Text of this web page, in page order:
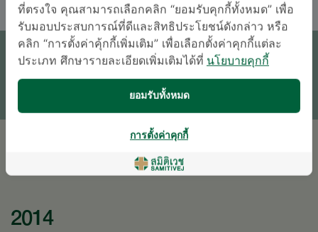
นัดหมายแพทย์
ติดต่อสอบถาม
* เจ้าหน้าที่ของโรงพยาบาลจะติดต่อท่านกลับในภายหลัง
2014
ที่ตรงใจ คุณสามารถเลือกคลิก “ยอมรับคุกกี้ทั้งหมด” เพื่อ
รับมอบประสบการณ์ที่ดีและสิทธิประโยชน์ดังกล่าว หรือ
คลิก “การตั้งค่าคุ้กกี้เพิ่มเติม” เพื่อเลือกตั้งค่าคุกกี้แต่ละ
ประเภท ศึกษารายละเอียดเพิ่มเติมได้ที่ นโยบายคุกกี้
ยอมรับทั้งหมด
การตั้งค่าคุกกี้